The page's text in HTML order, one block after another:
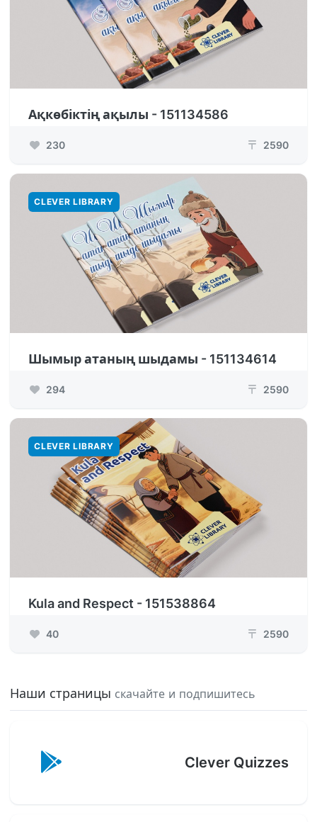
Ақкөбіктің ақылы - 151134586
230 ₸ 2590
CLEVER LIBRARY
Шымыр атаның шыдамы - 151134614
294 ₸ 2590
CLEVER LIBRARY
Kula and Respect - 151538864
40 ₸ 2590
Наши страницы скачайте и подпишитесь
Clever Quizzes